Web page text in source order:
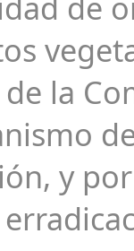
la
y